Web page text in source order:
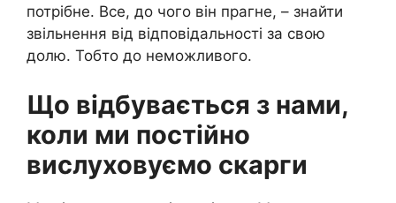
потрібне. Все, до чого він прагне, – знайти
звільнення від відповідальності за свою
долю. Тобто до неможливого.
Що відбувається з нами,
коли ми постійно
вислуховуємо скарги